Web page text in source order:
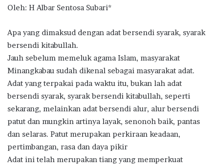
Oleh: H Albar Sentosa Subari*
Apa yang dimaksud dengan adat bersendi syarak, syarak
bersendi kitabullah.
Jauh sebelum memeluk agama Islam, masyarakat
Minangkabau sudah dikenal sebagai masyarakat adat.
Adat yang terpakai pada waktu itu, bukan lah adat
bersendi syarak, syarak bersendi kitabullah, seperti
sekarang, melainkan adat bersendi alur, alur bersendi
patut dan mungkin artinya layak, senonoh baik, pantas
dan selaras. Patut merupakan perkiraan keadaan,
pertimbangan, rasa dan daya pikir
Adat ini telah merupakan tiang yang memperkuat